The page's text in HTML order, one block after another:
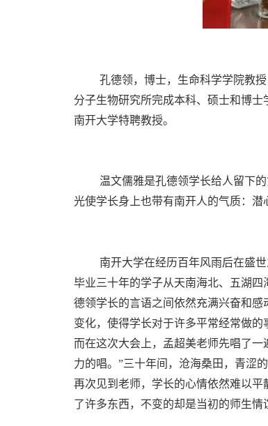
孔德领，博士，生命科学学院教
分子生物研究所完成本科、硕士和博士
南开大学特聘教授。
温文儒雅是孔德领学长给人留下
光使学长身上也带有南开人的气质：潜
南开大学在经历百年风雨后在盛
毕业三十年的学子从天南海北、五湖
德领学长的言语之间依然充满兴奋和
变化，使得学长对于许多平常经常做的
而在这次大会上，孟超美老师先唱了
力的唱。”三十年间，沧海桑田，青涩
再次见到老师，学长的心情依然难以
了许多东西，不变的却是当初的师生情